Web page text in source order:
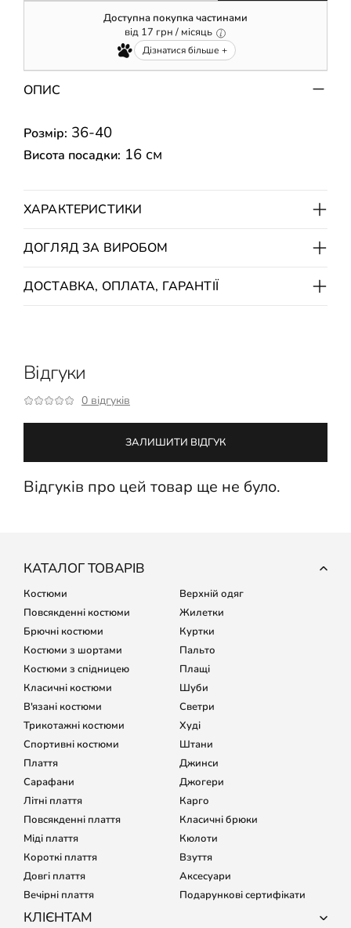
Доступна покупка частинами
від 17 грн / місяць
Дізнатися більше +
ОПИС
Розмір: 36-40
Висота посадки: 16 см
ХАРАКТЕРИСТИКИ
ДОГЛЯД ЗА ВИРОБОМ
ДОСТАВКА, ОПЛАТА, ГАРАНТІЇ
Відгуки
0 відгуків
ЗАЛИШИТИ ВІДГУК
Відгуків про цей товар ще не було.
КЛІЄНТАМ
КАТАЛОГ ТОВАРІВ
Костюми
Повсякденні костюми
Брючні костюми
Костюми з шортами
Костюми з спідницею
Класичні костюми
В'язані костюми
Трикотажні костюми
Спортивні костюми
Плаття
Сарафани
Літні плаття
Повсякденні плаття
Міді плаття
Короткі плаття
Довгі плаття
Вечірні плаття
Верхній одяг
Жилетки
Куртки
Пальто
Плащі
Шуби
Светри
Худі
Штани
Джинси
Джогери
Карго
Класичні брюки
Кюлоти
Взуття
Аксесуари
Подарункові сертифікати